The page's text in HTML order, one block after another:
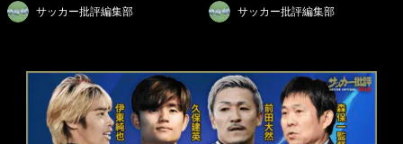
サッカー批評編集部 サッカー批評編集部